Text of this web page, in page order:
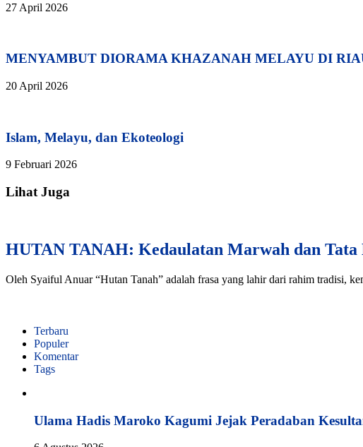
27 April 2026
MENYAMBUT DIORAMA KHAZANAH MELAYU DI
20 April 2026
Islam, Melayu, dan Ekoteologi
9 Februari 2026
Lihat Juga
HUTAN TANAH: Kedaulatan Marwah dan
Oleh Syaiful Anuar “Hutan Tanah” adalah frasa yang lahir dari rahim tradisi,
Terbaru
Populer
Komentar
Tags
Ulama Hadis Maroko Kagumi Jejak Peradaban